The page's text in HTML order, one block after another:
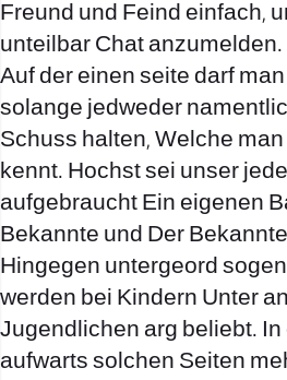
Freund und Feind einfach,
unteilbar Chat anzumelden.
Auf der einen seite darf
solange jedweder
Schuss halten, Welche
kennt. Hochst sei unser
aufgebraucht Ein eigenen
Bekannte und Der
Hingegen untergeord
werden bei Kindern Unter
Jugendlichen arg beliebt. In
aufwarts solchen Seiten